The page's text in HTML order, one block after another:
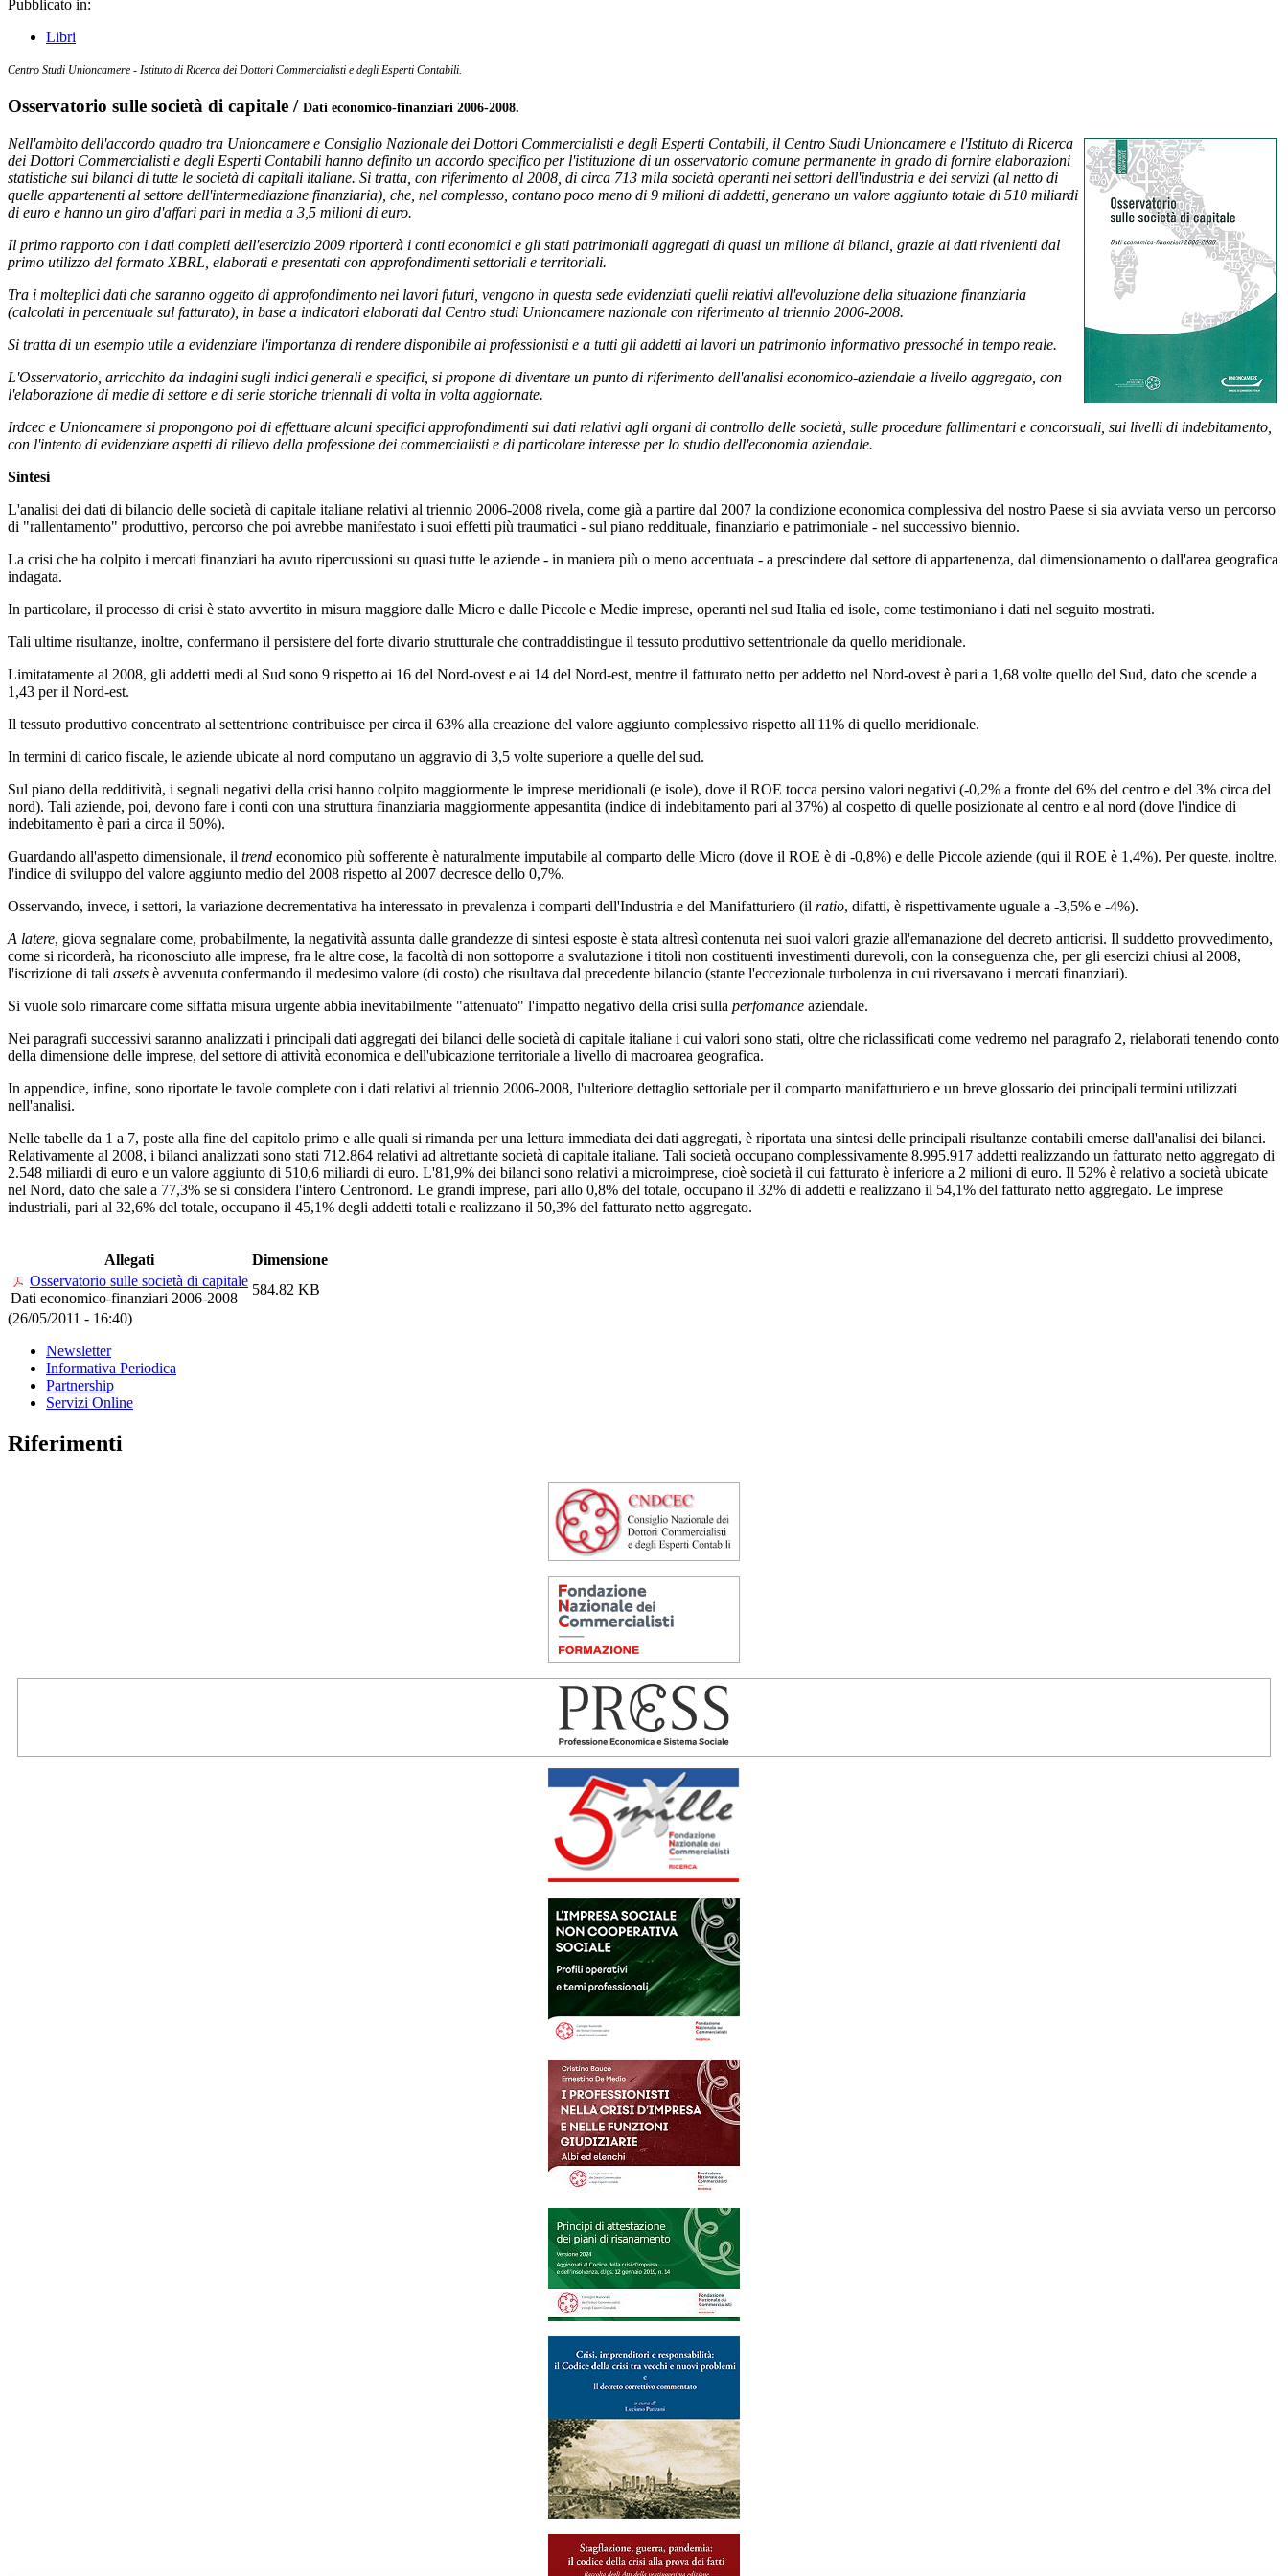
Pubblicato in:
Libri
Centro Studi Unioncamere - Istituto di Ricerca dei Dottori Commercialisti e degli Esperti Contabili.
Osservatorio sulle società di capitale / Dati economico-finanziari 2006-2008.
Nell'ambito dell'accordo quadro tra Unioncamere e Consiglio Nazionale dei Dottori Commercialisti e degli Esperti Contabili, il Centro Studi Unioncamere e l'Istituto di Ricerca
dei Dottori Commercialisti e degli Esperti Contabili hanno definito un accordo specifico per l'istituzione di un osservatorio comune permanente in grado di fornire elaborazioni
statistiche sui bilanci di tutte le società di capitali italiane. Si tratta, con riferimento al 2008, di circa 713 mila società operanti nei settori dell'industria e dei servizi (al netto di
quelle appartenenti al settore dell'intermediazione finanziaria), che, nel complesso, contano poco meno di 9 milioni di addetti, generano un valore aggiunto totale di 510 miliardi
di euro e hanno un giro d'affari pari in media a 3,5 milioni di euro.
Il primo rapporto con i dati completi dell'esercizio 2009 riporterà i conti economici e gli stati patrimoniali aggregati di quasi un milione di bilanci, grazie ai dati rivenienti dal
primo utilizzo del formato XBRL, elaborati e presentati con approfondimenti settoriali e territoriali.
Tra i molteplici dati che saranno oggetto di approfondimento nei lavori futuri, vengono in questa sede evidenziati quelli relativi all'evoluzione della situazione finanziaria
(calcolati in percentuale sul fatturato), in base a indicatori elaborati dal Centro studi Unioncamere nazionale con riferimento al triennio 2006-2008.
Si tratta di un esempio utile a evidenziare l'importanza di rendere disponibile ai professionisti e a tutti gli addetti ai lavori un patrimonio informativo pressoché in tempo reale.
L'Osservatorio, arricchito da indagini sugli indici generali e specifici, si propone di diventare un punto di riferimento dell'analisi economico-aziendale a livello aggregato, con
l'elaborazione di medie di settore e di serie storiche triennali di volta in volta aggiornate.
Irdcec e Unioncamere si propongono poi di effettuare alcuni specifici approfondimenti sui dati relativi agli organi di controllo delle società, sulle procedure fallimentari e concorsuali, sui livelli di indebitamento,
con l'intento di evidenziare aspetti di rilievo della professione dei commercialisti e di particolare interesse per lo studio dell'economia aziendale.
Sintesi
L'analisi dei dati di bilancio delle società di capitale italiane relativi al triennio 2006-2008 rivela, come già a partire dal 2007 la condizione economica complessiva del nostro Paese si sia avviata verso un percorso
di "rallentamento" produttivo, percorso che poi avrebbe manifestato i suoi effetti più traumatici - sul piano reddituale, finanziario e patrimoniale - nel successivo biennio.
La crisi che ha colpito i mercati finanziari ha avuto ripercussioni su quasi tutte le aziende - in maniera più o meno accentuata - a prescindere dal settore di appartenenza, dal dimensionamento o dall'area geografica
indagata.
In particolare, il processo di crisi è stato avvertito in misura maggiore dalle Micro e dalle Piccole e Medie imprese, operanti nel sud Italia ed isole, come testimoniano i dati nel seguito mostrati.
Tali ultime risultanze, inoltre, confermano il persistere del forte divario strutturale che contraddistingue il tessuto produttivo settentrionale da quello meridionale.
Limitatamente al 2008, gli addetti medi al Sud sono 9 rispetto ai 16 del Nord-ovest e ai 14 del Nord-est, mentre il fatturato netto per addetto nel Nord-ovest è pari a 1,68 volte quello del Sud, dato che scende a
1,43 per il Nord-est.
Il tessuto produttivo concentrato al settentrione contribuisce per circa il 63% alla creazione del valore aggiunto complessivo rispetto all'11% di quello meridionale.
In termini di carico fiscale, le aziende ubicate al nord computano un aggravio di 3,5 volte superiore a quelle del sud.
Sul piano della redditività, i segnali negativi della crisi hanno colpito maggiormente le imprese meridionali (e isole), dove il ROE tocca persino valori negativi (-0,2% a fronte del 6% del centro e del 3% circa del
nord). Tali aziende, poi, devono fare i conti con una struttura finanziaria maggiormente appesantita (indice di indebitamento pari al 37%) al cospetto di quelle posizionate al centro e al nord (dove l'indice di
indebitamento è pari a circa il 50%).
Guardando all'aspetto dimensionale, il trend economico più sofferente è naturalmente imputabile al comparto delle Micro (dove il ROE è di -0,8%) e delle Piccole aziende (qui il ROE è 1,4%). Per queste, inoltre,
l'indice di sviluppo del valore aggiunto medio del 2008 rispetto al 2007 decresce dello 0,7%.
Osservando, invece, i settori, la variazione decrementativa ha interessato in prevalenza i comparti dell'Industria e del Manifatturiero (il ratio, difatti, è rispettivamente uguale a -3,5% e -4%).
A latere, giova segnalare come, probabilmente, la negatività assunta dalle grandezze di sintesi esposte è stata altresì contenuta nei suoi valori grazie all'emanazione del decreto anticrisi. Il suddetto provvedimento,
come si ricorderà, ha riconosciuto alle imprese, fra le altre cose, la facoltà di non sottoporre a svalutazione i titoli non costituenti investimenti durevoli, con la conseguenza che, per gli esercizi chiusi al 2008,
l'iscrizione di tali assets è avvenuta confermando il medesimo valore (di costo) che risultava dal precedente bilancio (stante l'eccezionale turbolenza in cui riversavano i mercati finanziari).
Si vuole solo rimarcare come siffatta misura urgente abbia inevitabilmente "attenuato" l'impatto negativo della crisi sulla perfomance aziendale.
Nei paragrafi successivi saranno analizzati i principali dati aggregati dei bilanci delle società di capitale italiane i cui valori sono stati, oltre che riclassificati come vedremo nel paragrafo 2, rielaborati tenendo conto
della dimensione delle imprese, del settore di attività economica e dell'ubicazione territoriale a livello di macroarea geografica.
In appendice, infine, sono riportate le tavole complete con i dati relativi al triennio 2006-2008, l'ulteriore dettaglio settoriale per il comparto manifatturiero e un breve glossario dei principali termini utilizzati
nell'analisi.
Nelle tabelle da 1 a 7, poste alla fine del capitolo primo e alle quali si rimanda per una lettura immediata dei dati aggregati, è riportata una sintesi delle principali risultanze contabili emerse dall'analisi dei bilanci.
Relativamente al 2008, i bilanci analizzati sono stati 712.864 relativi ad altrettante società di capitale italiane. Tali società occupano complessivamente 8.995.917 addetti realizzando un fatturato netto aggregato di
2.548 miliardi di euro e un valore aggiunto di 510,6 miliardi di euro. L'81,9% dei bilanci sono relativi a microimprese, cioè società il cui fatturato è inferiore a 2 milioni di euro. Il 52% è relativo a società ubicate
nel Nord, dato che sale a 77,3% se si considera l'intero Centronord. Le grandi imprese, pari allo 0,8% del totale, occupano il 32% di addetti e realizzano il 54,1% del fatturato netto aggregato. Le imprese
industriali, pari al 32,6% del totale, occupano il 45,1% degli addetti totali e realizzano il 50,3% del fatturato netto aggregato.
Allegati
Dimensione
Osservatorio sulle società di capitale
Dati economico-finanziari 2006-2008
584.82 KB
(26/05/2011 - 16:40)
Newsletter
Informativa Periodica
Partnership
Servizi Online
Riferimenti